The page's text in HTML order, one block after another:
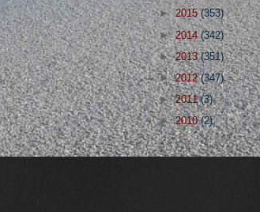
►2015(353)
►2014(342)
►2013(351)
►2012(347)
►2011(3)
►2010(2)